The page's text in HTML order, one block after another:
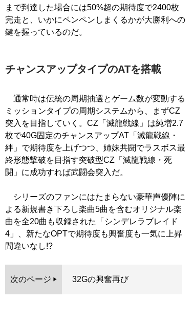
まで到達した場合には50%超の期待度で2400枚
完走と、いかにペンペンしまくるかが大勝利への
鍵を握っているのだ。
チャンスアップタイプのATを搭載
通常時は伝統の周期抽選とゲーム数が変動する
ミッションタイプの周期システムから、まずCZ
突入を目指していく。CZ「滅龍戦線」は純増2.7
枚で40G固定のチャンスアップAT「滅龍戦線・
絆」で期待度を上げつつ、姉妹共闘でラスボス最
終形態撃破を目指す突破型CZ「滅龍戦線・死
闘」に成功すれば武闘会突入だ。
シリーズのファンにはたまらない豪華声優陣に
よる新規書き下ろし楽曲5曲を含むオリジナル楽
曲を全20曲も収録された「シンデレラブレイド
4」、新たなOPTで期待度も興奮度も一気に上昇
間違いなし!?
次のページ 32Gの興奮再び